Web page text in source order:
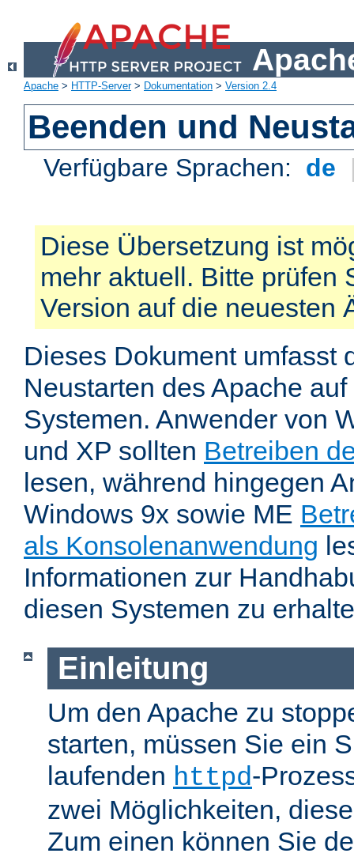
Apache > HTTP-Server> Dokumentation > Version 2.4
Beenden und
Verfügbare Sprachen: de
Diese Übersetzung ist
mehr aktuell. Bitte prüfen
Version auf die neuesten
Dieses Dokument umfasst
Neustarten des Apache
Systemen. Anwender von
und XP sollten Betreiben
lesen, während hingegen
Windows 9x sowie ME
als Konsolenanwendung
Informationen zur
diesen Systemen zu
Einleitung
Um den Apache zu
starten, müssen Sie ein
laufenden httpd-
zwei Möglichkeiten,
Zum einen können Sie